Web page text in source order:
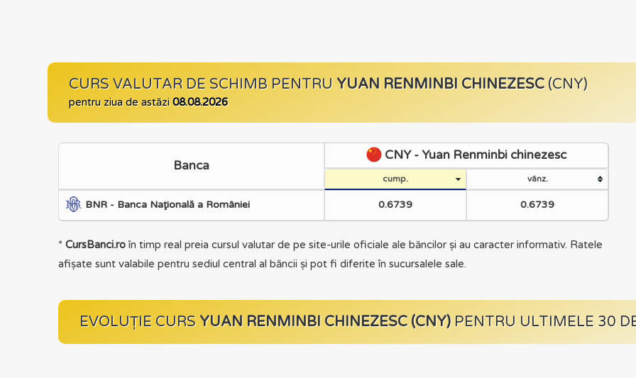
CURS VALUTAR DE SCHIMB PENTRU YUAN RENMINBI CHINEZESC(CNY)
pentru ziua de astăzi08.08.2026
Banca
CNY - Yuan Renminbi chinezesc
cump. vânz.
BNR - Banca Naţională a României 0.6739 0.6739
* CursBanci.roîn timp real preia cursul valutar de pe site-urile oficiale ale băncilor și au caracter informativ. Ratele
afișate sunt valabile pentru sediul central al băncii și pot fi diferite în sucursalele sale.
EVOLUȚIE CURS YUAN RENMINBI CHINEZESC (CNY)PENTRU ULTIMELE 30